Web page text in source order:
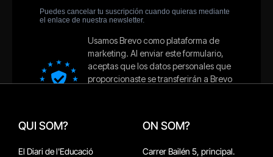
QUI SOM?
El Diari de l'Educació
ON SOM?
Carrer Bailén 5, principal.